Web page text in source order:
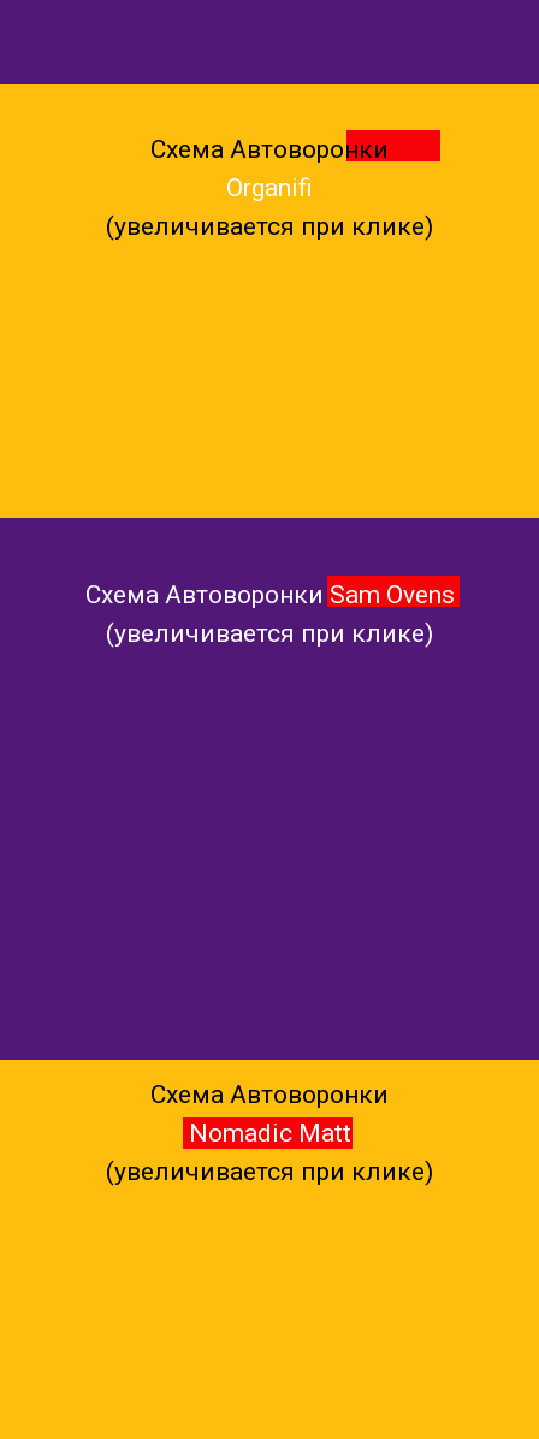
Схема Автоворонки
Organifi
(увеличивается при клике)
Схема Автоворонки Sam Ovens
(увеличивается при клике)
Схема Автоворонки
Nomadic Matt
(увеличивается при клике)